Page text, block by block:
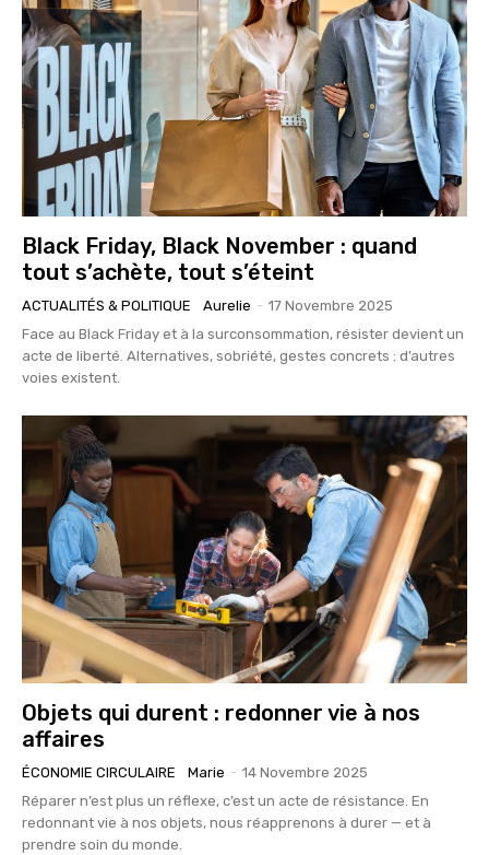
Black Friday, Black November : quand
tout s’achète, tout s’éteint
ACTUALITÉS & POLITIQUE Aurelie - 17 Novembre 2025
Face au Black Friday et à la surconsommation, résister devient un
acte de liberté. Alternatives, sobriété, gestes concrets : d’autres
voies existent.
Objets qui durent : redonner vie à nos
affaires
ÉCONOMIE CIRCULAIRE Marie - 14 Novembre 2025
Réparer n’est plus un réflexe, c’est un acte de résistance. En
redonnant vie à nos objets, nous réapprenons à durer — et à
prendre soin du monde.